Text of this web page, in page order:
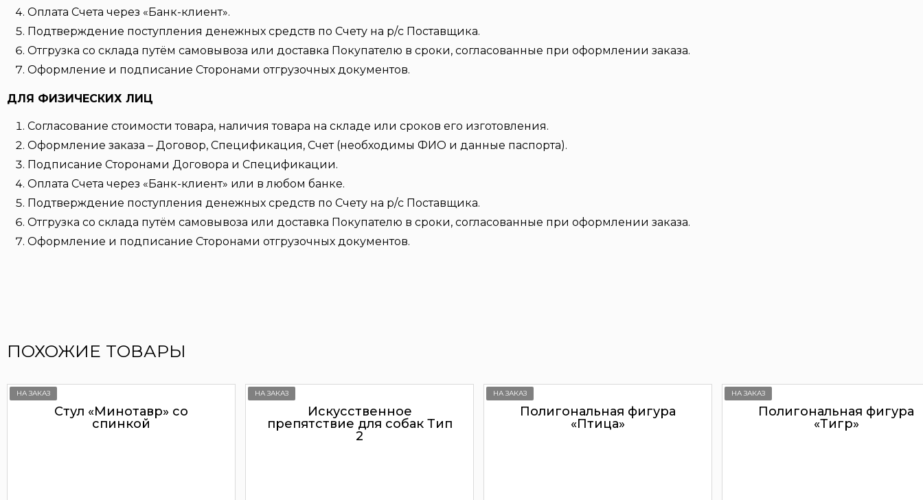
Оплата Счета через «Банк-клиент».
Подтверждение поступления денежных средств по Счету на р/с Поставщика.
Отгрузка со склада путём самовывоза или доставка Покупателю в сроки, согласованные при оформлении заказа.
Оформление и подписание Сторонами отгрузочных документов.
ДЛЯ ФИЗИЧЕСКИХ ЛИЦ
Согласование стоимости товара, наличия товара на складе или сроков его изготовления.
Оформление заказа – Договор, Спецификация, Счет (необходимы ФИО и данные паспорта).
Подписание Сторонами Договора и Спецификации.
Оплата Счета через «Банк-клиент» или в любом банке.
Подтверждение поступления денежных средств по Счету на р/с Поставщика.
Отгрузка со склада путём самовывоза или доставка Покупателю в сроки, согласованные при оформлении заказа.
Оформление и подписание Сторонами отгрузочных документов.
ПОХОЖИЕ ТОВАРЫ
Стул «Минотавр» со
спинкой
НА ЗАКАЗ
Искусственное
препятствие для собак Тип
2
НА ЗАКАЗ
Полигональная фигура
«Птица»
НА ЗАКАЗ
Полигональная фигура
«Тигр»
НА ЗАКАЗ